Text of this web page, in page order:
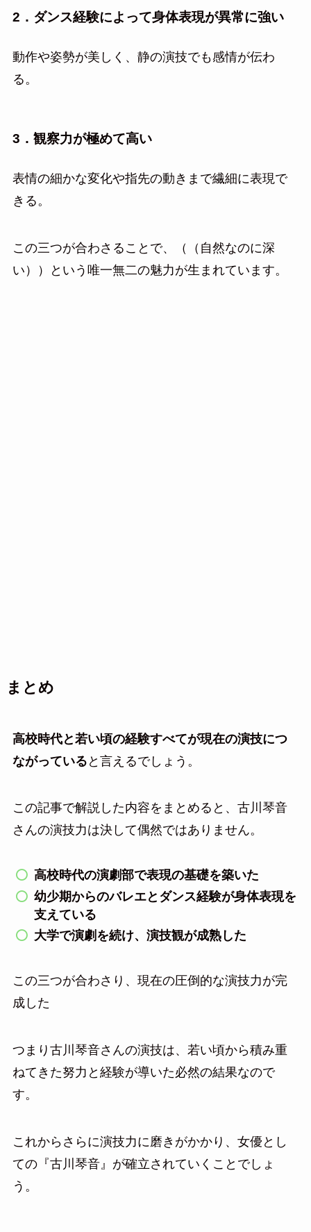
2．ダンス経験によって身体表現が異常に強い
動作や姿勢が美しく、静の演技でも感情が伝わ
る。
3．観察力が極めて高い
表情の細かな変化や指先の動きまで繊細に表現で
きる。
この三つが合わさることで、（（自然なのに深
い））という唯一無二の魅力が生まれています。
まとめ
高校時代と若い頃の経験すべてが現在の演技につ
ながっている と言えるでしょう。
この記事で解説した内容をまとめると、古川琴音
さんの演技力は決して偶然ではありません。
高校時代の演劇部で表現の基礎を築いた
幼少期からのバレエとダンス経験が身体表現を
支えている
大学で演劇を続け、演技観が成熟した
この三つが合わさり、現在の圧倒的な演技力が完
成した
つまり古川琴音さんの演技は、若い頃から積み重
ねてきた努力と経験が導いた必然の結果なので
す。
これからさらに演技力に磨きがかかり、女優とし
ての『古川琴音』が確立されていくことでしょ
う。